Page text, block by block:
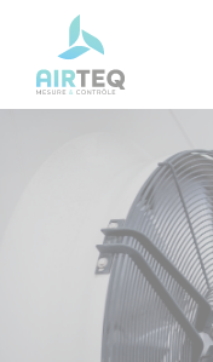
Panneau de gestion